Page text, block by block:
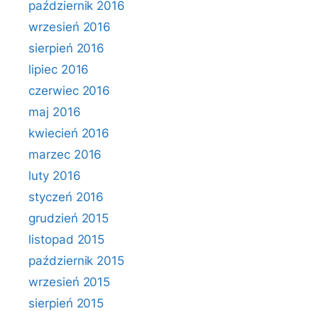
październik 2016
wrzesień 2016
sierpień 2016
lipiec 2016
czerwiec 2016
maj 2016
kwiecień 2016
marzec 2016
luty 2016
styczeń 2016
grudzień 2015
listopad 2015
październik 2015
wrzesień 2015
sierpień 2015